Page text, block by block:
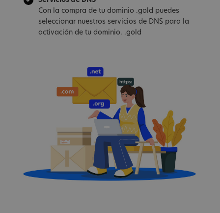
Con la compra de tu dominio .gold puedes
seleccionar nuestros servicios de DNS para la
activación de tu dominio. .gold